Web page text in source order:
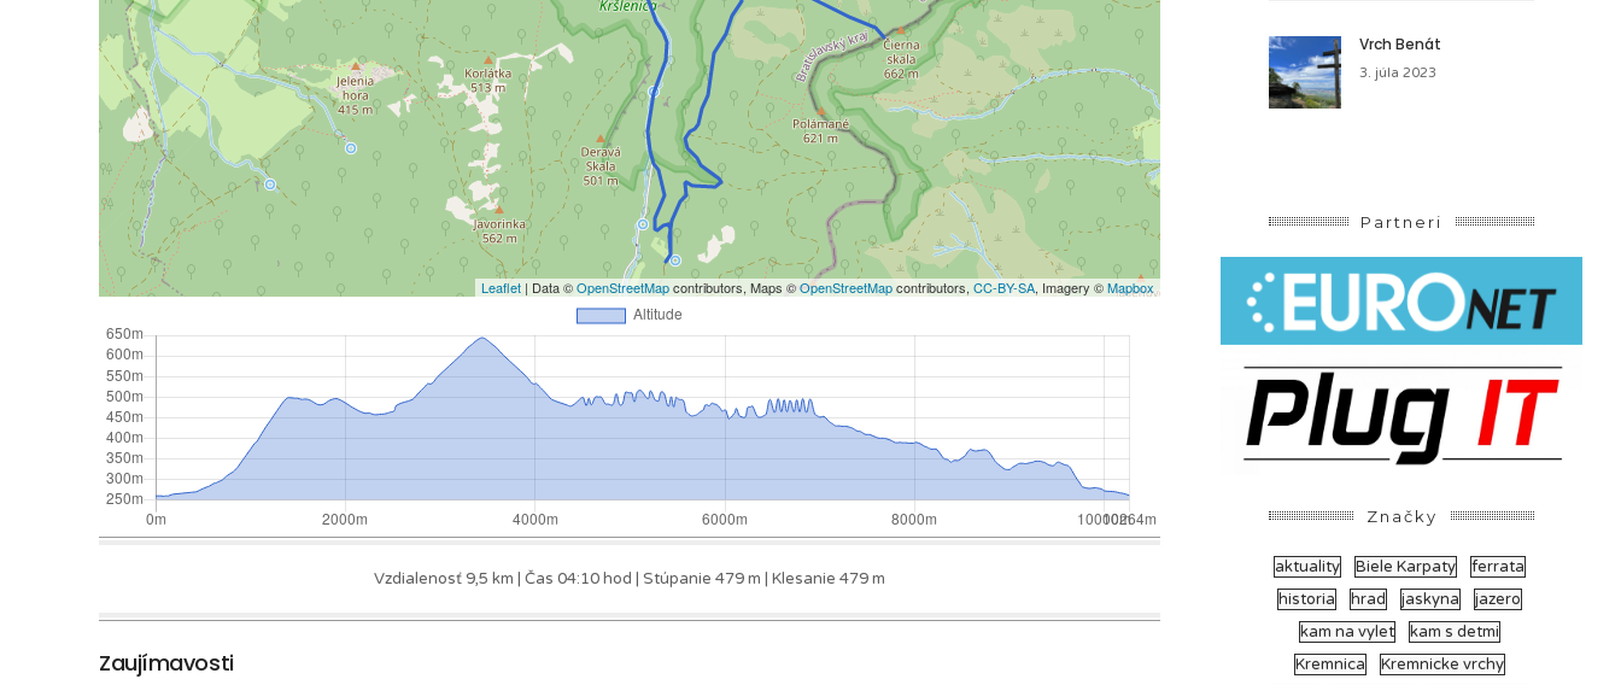
Leaflet | Data ©OpenStreetMapcontributors, Maps ©OpenStreetMapcontributors,CC-BY-SA, Imagery ©Mapbox
Vzdialenosť 9,5 km | Čas 04:10 hod | Stúpanie 479 m | Klesanie 479 m
Zaujímavosti
Vrch Benát
3. júla 2023
Partneri
Značky
aktuality Biele Karpaty
ferrata
historia
hrad jaskyna
jazero
kam na vylet
kam s detmi
Kremnica
Kremnicke vrchy